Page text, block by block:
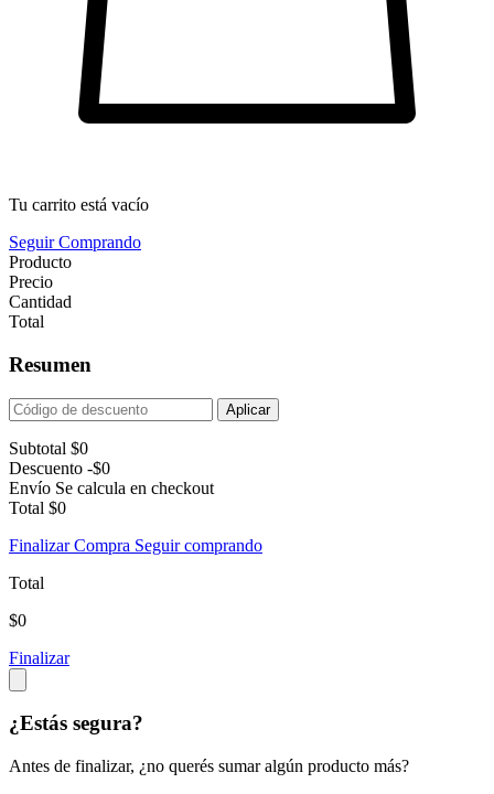
Tu carrito está vacío
Seguir Comprando
Producto
Precio
Cantidad
Total
Resumen
Aplicar
Subtotal $0
Descuento -$0
Envío Se calcula en checkout
Total $0
Finalizar Compra Seguir comprando
Total
$0
Finalizar
¿Estás segura?
Antes de finalizar, ¿no querés sumar algún producto más?